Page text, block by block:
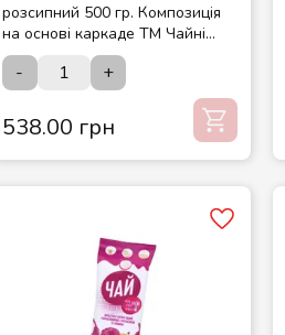
розсипний 500 гр. Композиція
на основі каркаде ТМ Чайні
шедеври
- +
538.00 грн